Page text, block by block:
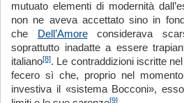
mutuato elementi di modernità
non ne aveva accettato sino in
che
Dell’Amoreconsiderava
soprattutto inadatte a essere
italiano[8]. Le contraddizioni iscritte
fecero sì che, proprio nel
investiva il «sistema Bocconi»,
[9]